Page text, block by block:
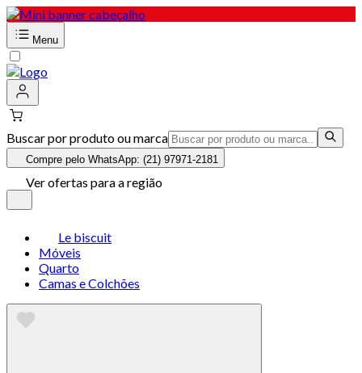
Menu
Buscar por produto ou marca
Compre pelo WhatsApp: (21) 97971-2181
Ver ofertas para a região
Le biscuit
Móveis
Quarto
Camas e Colchões